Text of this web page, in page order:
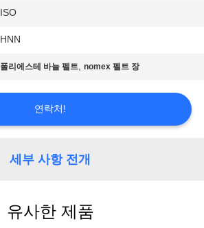
ISO
HNN
폴리에스테 바늘 펠트,nomex 펠트 장
연락처!
세부 사항 전개
유사한 제품